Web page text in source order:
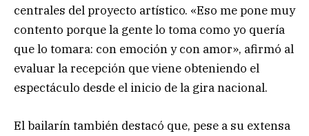
centrales del proyecto artístico. «Eso me pone muy
contento porque la gente lo toma como yo quería
que lo tomara: con emoción y con amor», afirmó al
evaluar la recepción que viene obteniendo el
espectáculo desde el inicio de la gira nacional.
El bailarín también destacó que, pese a su extensa